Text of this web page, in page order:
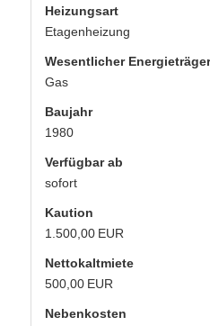
Heizungsart
Etagenheizung
Wesentlicher Energieträger
Gas
Baujahr
1980
Verfügbar ab
sofort
Kaution
1.500,00 EUR
Nettokaltmiete
500,00 EUR
Nebenkosten